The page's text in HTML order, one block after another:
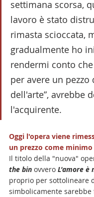
settimana scorsa,
lavoro è stato
rimasta scioccata,
gradualmente ho
rendermi conto
per avere un pezzo
dell'arte”, avrebbe
l'acquirente.
Oggi l'opera viene
un prezzo come
Il titolo della "nuova"
the bin ovvero L'amore è
proprio per sottolineare
simbolicamente sarebbe